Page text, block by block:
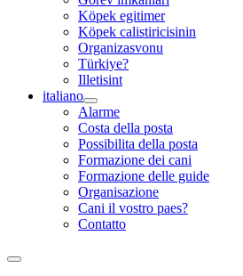
Köpek egitimer
Köpek calistiricisinin
Organizasvonu
Türkiye?
Illetisint
italiano
Alarme
Costa della posta
Possibilita della posta
Formazione dei cani
Formazione delle guide
Organisazione
Cani il vostro paes?
Contatto